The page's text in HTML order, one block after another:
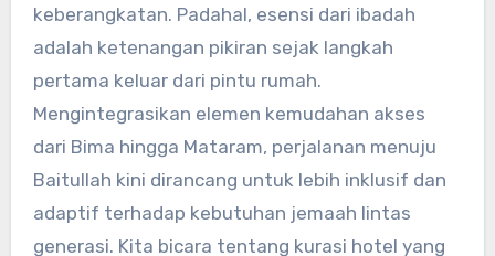
keberangkatan. Padahal, esensi dari ibadah
adalah ketenangan pikiran sejak langkah
pertama keluar dari pintu rumah.
Mengintegrasikan elemen kemudahan akses
dari Bima hingga Mataram, perjalanan menuju
Baitullah kini dirancang untuk lebih inklusif dan
adaptif terhadap kebutuhan jemaah lintas
generasi. Kita bicara tentang kurasi hotel yang